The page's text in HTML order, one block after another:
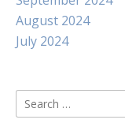
August 2024
July 2024
Search
for: